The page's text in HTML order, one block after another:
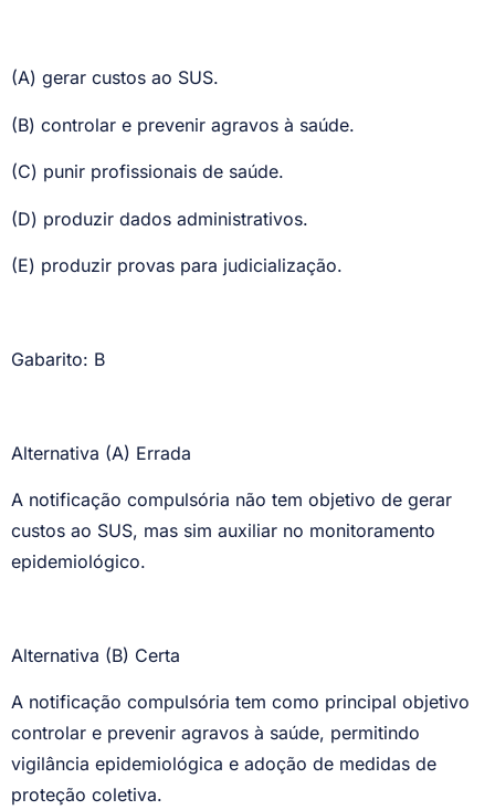
(A) gerar custos ao SUS.
(B) controlar e prevenir agravos à saúde.
(C) punir profissionais de saúde.
(D) produzir dados administrativos.
(E) produzir provas para judicialização.
Gabarito: B
Alternativa (A) Errada
A notificação compulsória não tem objetivo de gerar
custos ao SUS, mas sim auxiliar no monitoramento
epidemiológico.
Alternativa (B) Certa
A notificação compulsória tem como principal objetivo
controlar e prevenir agravos à saúde, permitindo
vigilância epidemiológica e adoção de medidas de
proteção coletiva.